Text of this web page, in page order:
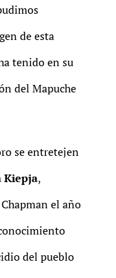
de esta
tenido en su
del Mapuche
se entretejen
Kiepja,
el año
del pueblo